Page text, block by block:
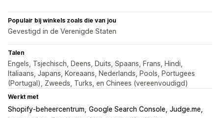
Populair bij winkels zoals die van jou
Gevestigd in de Verenigde Staten
Talen
Engels, Tsjechisch, Deens, Duits, Spaans, Frans, Hindi,
Italiaans, Japans, Koreaans, Nederlands, Pools, Portugees
(Portugal), Zweeds, Turks, en Chinees (vereenvoudigd)
Werkt met
Shopify-beheercentrum Google Search Console Judge.me